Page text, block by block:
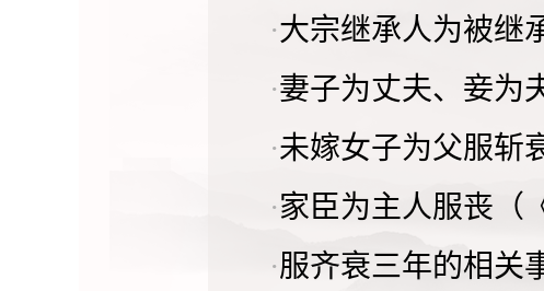
·大宗继承人为被继
·妻子为丈夫、妾为
·未嫁女子为父服斩
·家臣为主人服丧（
·服齐衰三年的相关